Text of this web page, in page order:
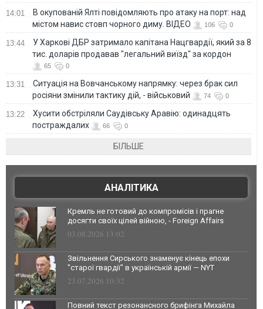
14:01
В окупованій Ялті повідомляють про атаку на порт: над
містом навис стовп чорного диму. ВІДЕО
106 0
13:44
У Харкові ДБР затримало капітана Нацгвардії, який за 8
тис. доларів продавав "легальний виїзд" за кордон
65 0
13:31
Ситуація на Вовчанському напрямку: через брак сил
росіяни змінили тактику дій, - військовий
74 0
13:22
Хусити обстріляли Саудівську Аравію: одинадцять
постраждалих
66 0
БІЛЬШЕ
АНАЛІТИКА
Кремль не готовий до компромісів і прагне
досягти своїх цілей війною, - Foreign Affairs
03.08.2026 13:02
Звільнення Сирського знаменує кінець епохи
"старої гвардії" в українській армії — NYT
23.07.2026 10:32
Повний текст резонансного брифінга Михайла